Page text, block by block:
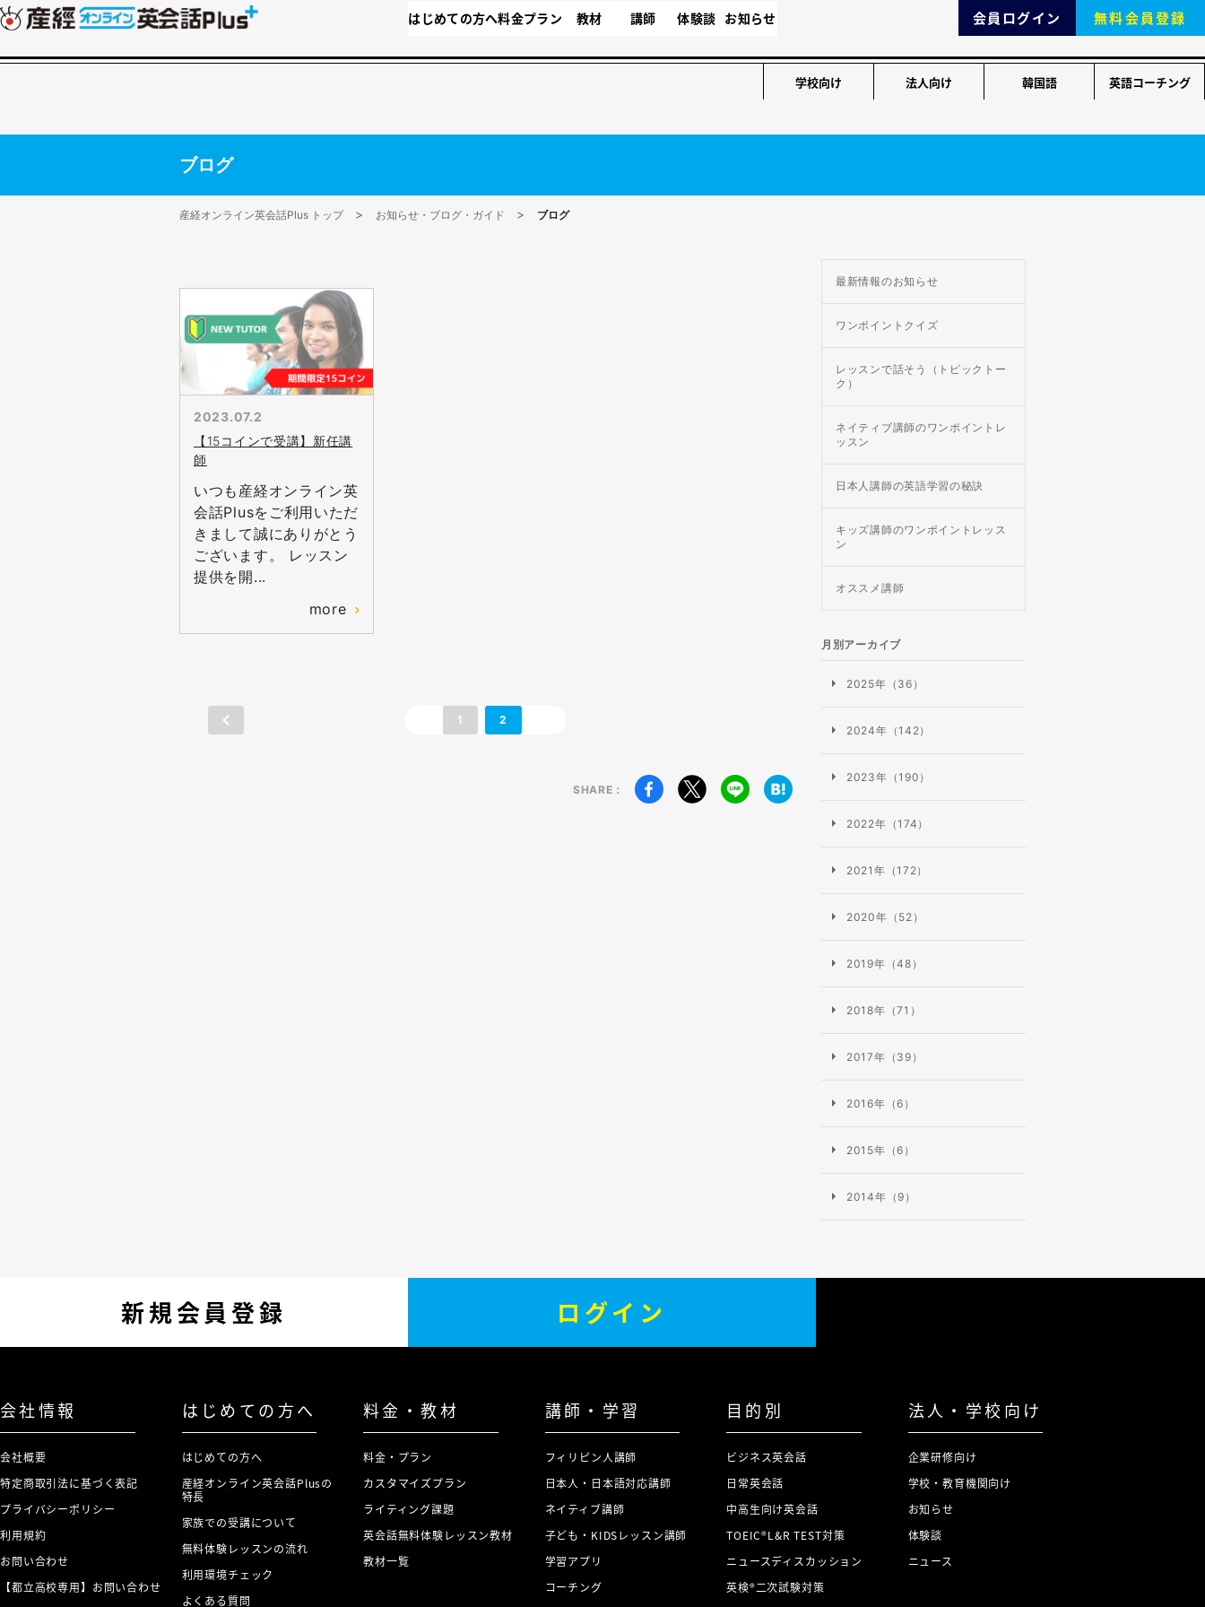
はじめての方へ料金プラン 教材 講師 体験談 お知らせ 会員ログイン 無料会員登録
学校向け 法人向け 韓国語 英語コーチング
ブログ
産経オンライン英会話Plus トップ お知らせ・ブログ・ガイド ブログ
2023.07.2
【15コインで受講】新任講
師
いつも産経オンライン英
会話Plusをご利用いただ
きまして誠にありがとう
ございます。 レッスン
提供を開...
more
1 2
SHARE：
最新情報のお知らせ
ワンポイントクイズ
レッスンで話そう（トピックトー
ク）
ネイティブ講師のワンポイントレ
ッスン
日本人講師の英語学習の秘訣
キッズ講師のワンポイントレッス
ン
オススメ講師
月別アーカイブ
2025年（36）
2024年（142）
2023年（190）
2022年（174）
2021年（172）
2020年（52）
2019年（48）
2018年（71）
2017年（39）
2016年（6）
2015年（6）
2014年（9）
新規会員登録 ログイン
会社情報
会社概要
特定商取引法に基づく表記
プライバシーポリシー
利用規約
お問い合わせ
【都立高校専用】お問い合わせ
はじめての方へ
はじめての方へ
産経オンライン英会話Plusの
特長
家族での受講について
無料体験レッスンの流れ
利用環境チェック
よくある質問
料金・教材
料金・プラン
カスタマイズプラン
ライティング課題
英会話無料体験レッスン教材
教材一覧
講師・学習
フィリピン人講師
日本人・日本語対応講師
ネイティブ講師
子ども・KIDSレッスン講師
学習アプリ
コーチング
目的別
ビジネス英会話
日常英会話
中高生向け英会話
TOEIC®L&R TEST対策
ニュースディスカッション
英検®二次試験対策
法人・学校向け
企業研修向け
学校・教育機関向け
お知らせ
体験談
ニュース